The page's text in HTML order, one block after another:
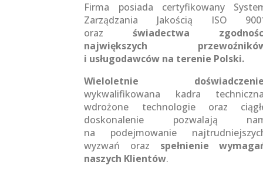
Firma posiada certyfikowany
Zarządzania Jakością ISO
orazświadectwa
największych
i usługodawców na terenie Polski.
Wieloletnie doświadczenie
wykwalifikowana kadra
wdrożone technologie oraz
doskonalenie pozwalają
na podejmowanie
wyzwań oraz spełnienie
naszych Klientów.